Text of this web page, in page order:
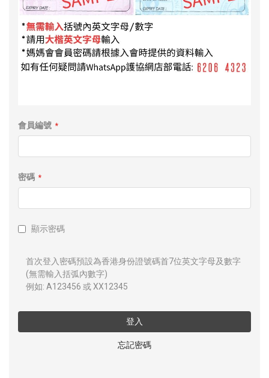
會員編號
密碼
顯示密碼
首次登入密碼預設為香港身份證號碼首7位英文字母及數字
(無需輸入括弧內數字)
例如: A123456 或 XX12345
登入
忘記密碼